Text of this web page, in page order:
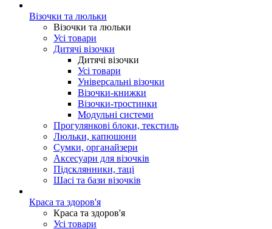
Візочки та люльки
Візочки та люльки
Усі товари
Дитячі візочки
Дитячі візочки
Усі товари
Універсальні візочки
Візочки-книжки
Візочки-тростинки
Модульні системи
Прогулянкові блоки, текстиль
Люльки, капюшони
Сумки, органайзери
Аксесуари для візочків
Підсклянники, таці
Шасі та бази візочків
Краса та здоров'я
Краса та здоров'я
Усі товари